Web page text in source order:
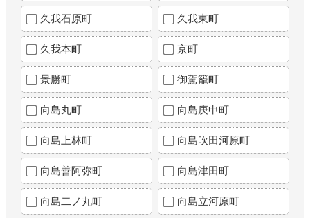
久我石原町 久我東町
久我本町 京町
景勝町 御駕籠町
向島丸町 向島庚申町
向島上林町 向島吹田河原町
向島善阿弥町 向島津田町
向島二ノ丸町 向島立河原町